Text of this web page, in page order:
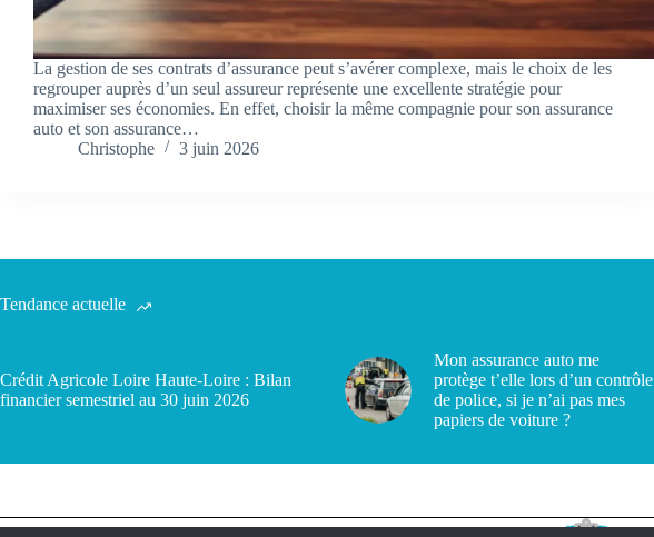
La gestion de ses contrats d’assurance peut s’avérer complexe, mais le choix de les
regrouper auprès d’un seul assureur représente une excellente stratégie pour
maximiser ses économies. En effet, choisir la même compagnie pour son assurance
auto et son assurance…
Christophe
3 juin 2026
Tendance actuelle
Crédit Agricole Loire Haute-Loire : Bilan
financier semestriel au 30 juin 2026
Mon assurance auto me
protège t’elle lors d’un contrôle
de police, si je n’ai pas mes
papiers de voiture ?